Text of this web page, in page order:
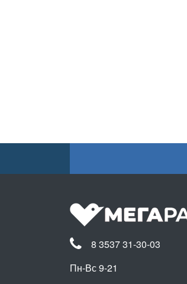
8 3537 31-30-03
Пн-Вс 9-21